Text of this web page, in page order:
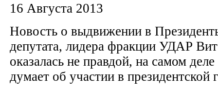
16 Августа 2013
Новость о выдвижении в
депутата, лидера фракции УДАР
оказалась не правдой, на самом
думает об участии в президентской